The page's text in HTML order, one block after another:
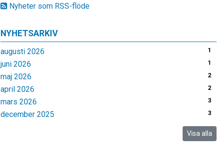
Nyheter som RSS-flöde
NYHETSARKIV
augusti 2026 1
juni 2026 1
maj 2026 2
april 2026 2
mars 2026 3
december 2025 3
Visa alla